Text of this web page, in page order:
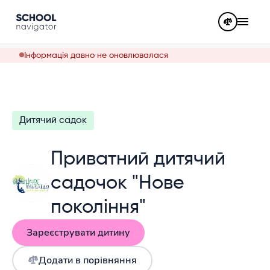
Інформація давно не оновлювалася
Дитячий садок
Приватний дитячий
садочок "Нове
покоління"
Зареєструвати дитину
Додати в порівняння